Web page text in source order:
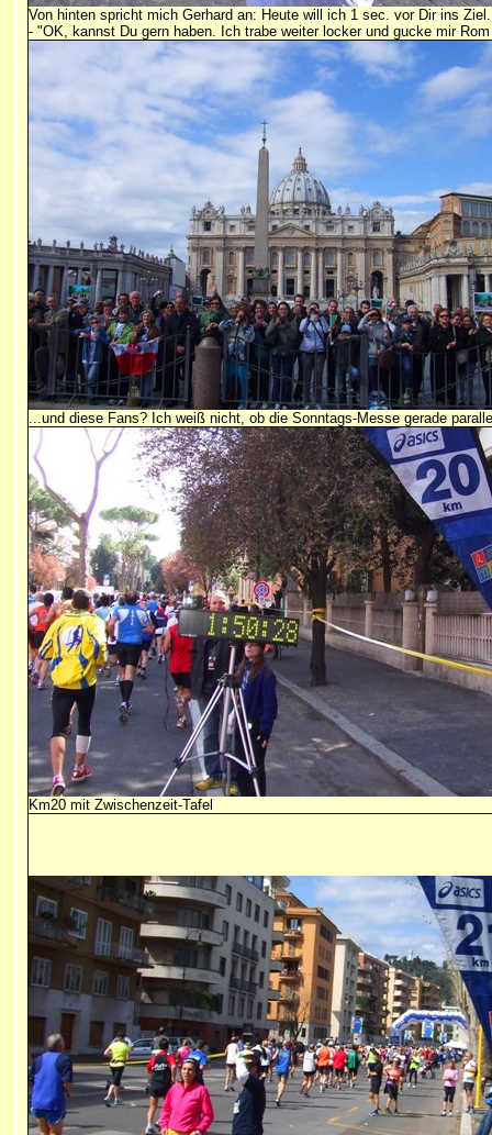
Von hinten spricht mich Gerhard an: Heute will ich 1 sec. vor Dir ins Ziel.
- "OK, kannst Du gern haben. Ich trabe weiter locker und gucke mir
...und diese Fans? Ich weiß nicht, ob die Sonntags-Messe gerade
Km20 mit Zwischenzeit-Tafel